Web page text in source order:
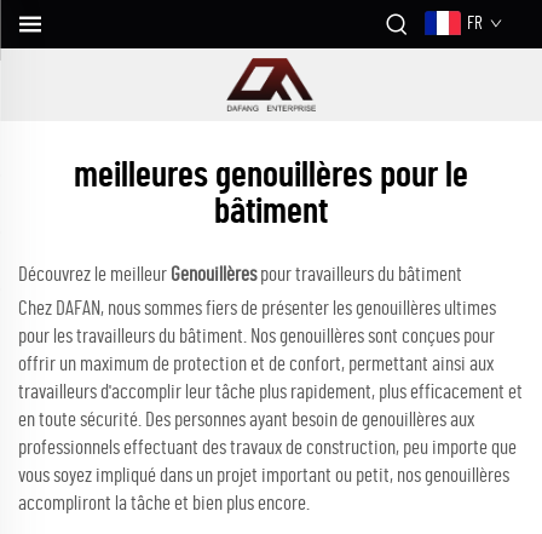
FR
meilleures genouillères pour le
bâtiment
Découvrez le meilleur Genouillèrespour travailleurs du bâtiment
Chez DAFAN, nous sommes fiers de présenter les genouillères ultimes
pour les travailleurs du bâtiment. Nos genouillères sont conçues pour
offrir un maximum de protection et de confort, permettant ainsi aux
travailleurs d'accomplir leur tâche plus rapidement, plus efficacement et
en toute sécurité. Des personnes ayant besoin de genouillères aux
professionnels effectuant des travaux de construction, peu importe que
vous soyez impliqué dans un projet important ou petit, nos genouillères
accompliront la tâche et bien plus encore.